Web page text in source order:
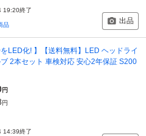
19:20終了
品 出品
LED化! 】【送料無料】LED ヘッドライ
ブ 2本セット 車検対応 安心2年保証 S200
円
円
14:39終了